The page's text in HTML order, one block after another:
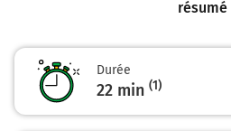
résumé
Durée
22 min (1)